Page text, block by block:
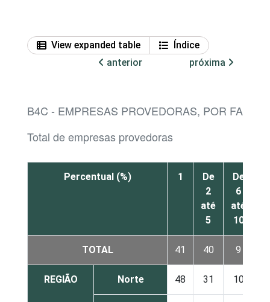
View expanded table
Índice
anterior
próxima
B4C - EMPRESAS PROVEDORAS, POR FAIXA
Total de empresas provedoras
Percentual (%) 1
De
2
até
5
De
6
até
10
TOTAL 41 40 9
REGIÃO Norte 48 31 10